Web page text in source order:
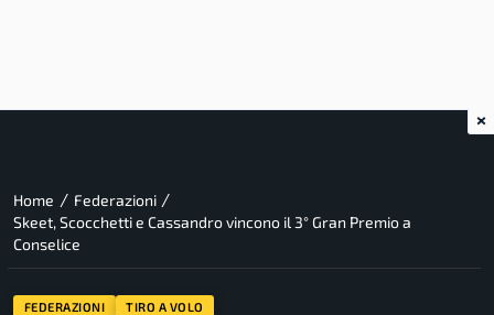
Home / Federazioni /
Skeet, Scocchetti e Cassandro vincono il 3° Gran Premio a
Conselice
FEDERAZIONI TIRO A VOLO
×